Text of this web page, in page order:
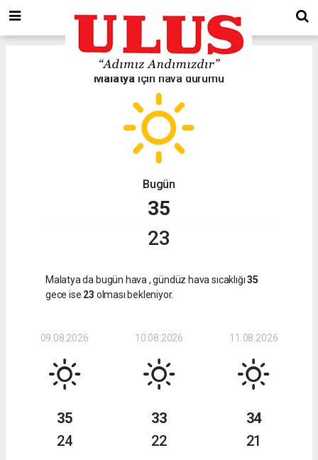
Malatya için hava durumu
Bugün
35
23
Malatya da bugün hava , gündüz hava sıcaklığı35
gece ise 23 olması bekleniyor.
09.08.2026
35
24
10.08.2026
33
22
11.08.2026
34
21